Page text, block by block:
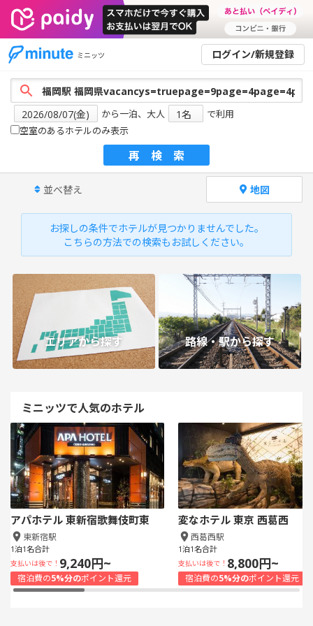
ミニッツ ログイン/新規登録
から一泊、大人
で利用
空室のあるホテルのみ表示
再検索
並べ替え 地図
お探しの条件でホテルが見つかりませんでした。
こちらの方法での検索もお試しください。
エリアから探す 路線・駅から探す
ミニッツで人気のホテル
アパホテル 東新宿歌舞伎町東
東新宿駅
1泊1名合計
支払いは後で！ 9,240円~
宿泊費の5%分のポイント還元
変なホテル 東京 西葛西
西葛西駅
1泊1名合計
支払いは後で！ 8,800円~
宿泊費の5%分のポイント還元